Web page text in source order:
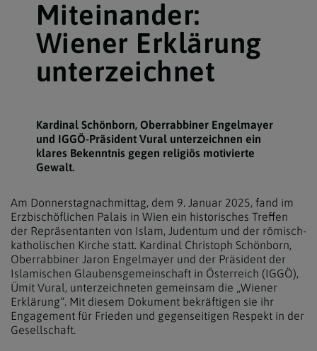
Miteinander:
Wiener Erklärung
unterzeichnet
Kardinal Schönborn, Oberrabbiner Engelmayer
und IGGÖ-Präsident Vural unterzeichnen ein
klares Bekenntnis gegen religiös motivierte
Gewalt.
Am Donnerstagnachmittag, dem 9. Januar 2025, fand im
Erzbischöflichen Palais in Wien ein historisches Treffen
der Repräsentanten von Islam, Judentum und der römisch-
katholischen Kirche statt. Kardinal Christoph Schönborn,
Oberrabbiner Jaron Engelmayer und der Präsident der
Islamischen Glaubensgemeinschaft in Österreich (IGGÖ),
Ümit Vural, unterzeichneten gemeinsam die „Wiener
Erklärung“. Mit diesem Dokument bekräftigen sie ihr
Engagement für Frieden und gegenseitigen Respekt in der
Gesellschaft.